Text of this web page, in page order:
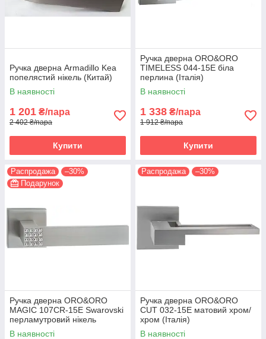
Ручка дверна Armadillo Kea
попелястий нікель (Китай)
В наявності
1 201 ₴/пара
2 402 ₴/пара
Купити
Ручка дверна ORO&ORO
TIMELESS 044-15E біла
перлина (Італія)
В наявності
1 338 ₴/пара
1 912 ₴/пара
Купити
Распродажа
–30%
Подарунок
Ручка дверна ORO&ORO
MAGIC 107СR-15E Swarovski
перламутровий нікель
(Італія)
В наявності
Распродажа –30%
Ручка дверна ORO&ORO
CUT 032-15E матовий хром/
хром (Італія)
В наявності